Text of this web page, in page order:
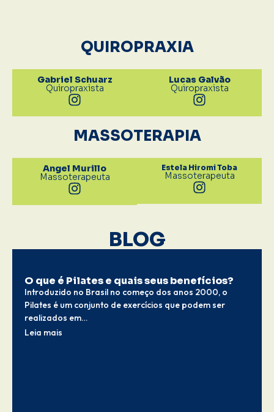
QUIROPRAXIA
Gabriel Schuarz
Quiropraxista
Lucas Galvão
Quiropraxista
MASSOTERAPIA
Angel Murillo
Massoterapeuta
Estela Hiromi Toba
Massoterapeuta
BLOG
O que é Pilates e quais seus benefícios?
Introduzido no Brasil no começo dos anos 2000, o
Pilates é um conjunto de exercícios que podem ser
realizados em…
Leia mais